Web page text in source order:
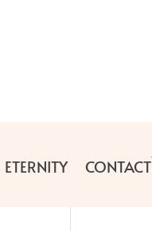
CONTACT